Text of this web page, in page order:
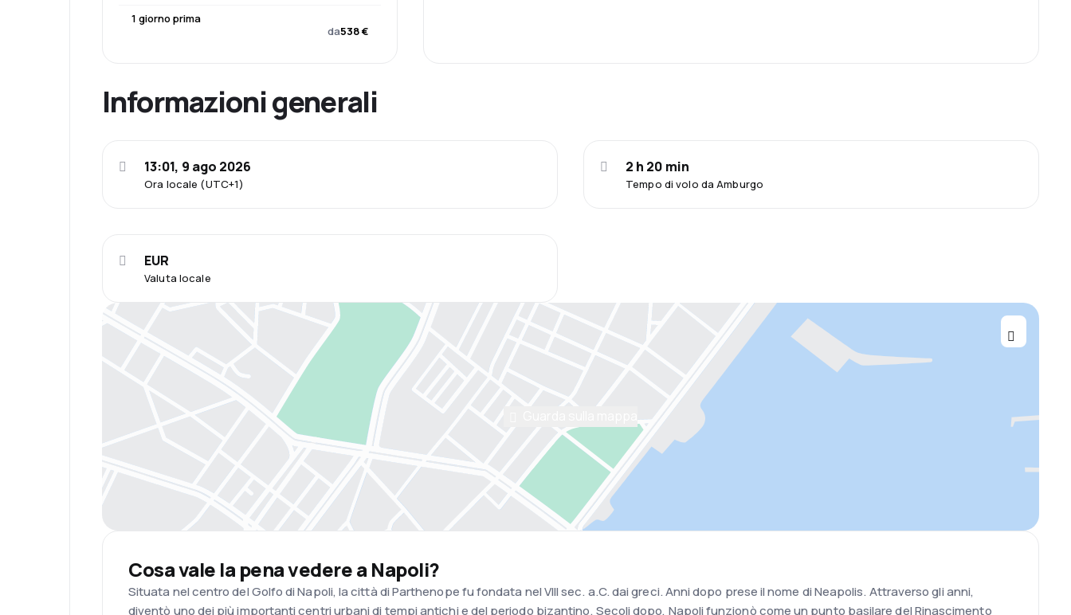
1 giorno prima
da538 €
Informazioni generali
Ora locale (UTC+1)
13:01, 9 ago 2026
Tempo di volo da Amburgo
2 h 20 min
Valuta locale
EUR
Cosa vale la pena vedere a Napoli?
Situata nel centro del Golfo di Napoli, la città di Parthenope fu fondata nel VIII sec. a.C. dai greci. Anni dopo prese il nome di Neapolis. Attraverso gli anni,
diventò uno dei più importanti centri urbani di tempi antichi e del periodo bizantino. Secoli dopo, Napoli funzionò come un punto basilare del Rinascimento